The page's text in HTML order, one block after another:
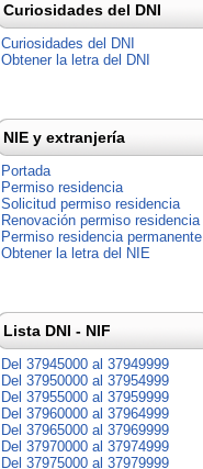
Curiosidades del DNI
Curiosidades del DNI
Obtener la letra del DNI
NIE y extranjería
Portada
Permiso residencia
Solicitud permiso residencia
Renovación permiso residencia
Permiso residencia permanente
Obtener la letra del NIE
Lista DNI - NIF
Del 37945000 al 37949999
Del 37950000 al 37954999
Del 37955000 al 37959999
Del 37960000 al 37964999
Del 37965000 al 37969999
Del 37970000 al 37974999
Del 37975000 al 37979999